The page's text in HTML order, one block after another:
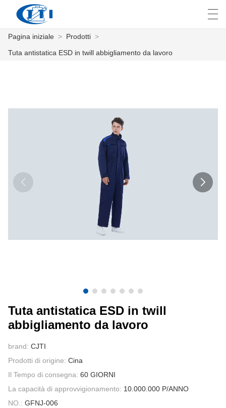
NOTIZIE
العربية česky
Pagina iniziale > Prodotti >
Tuta antistatica ESD in twill abbigliamento da lavoro
Tuta antistatica ESD in twill
abbigliamento da lavoro
brand: CJTI
Prodotti di origine: Cina
Il Tempo di consegna: 60 GIORNI
La capacità di approvvigionamento: 10.000.000 P/ANNO
NO.: GFNJ-006